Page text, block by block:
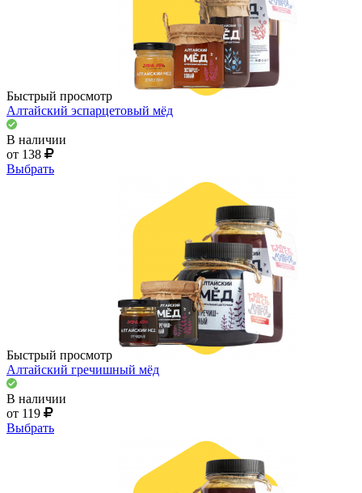
Быстрый просмотр
Алтайский эспарцетовый мёд
В наличии
от 138
Выбрать
Быстрый просмотр
Алтайский гречишный мёд
В наличии
от 119
Выбрать